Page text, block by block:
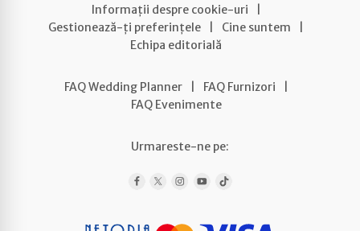
Informații despre cookie-uri
Gestionează-ți preferințele
Cine suntem
Echipa editorială
FAQ Wedding Planner FAQ Furnizori
FAQ Evenimente
Urmareste-ne pe: